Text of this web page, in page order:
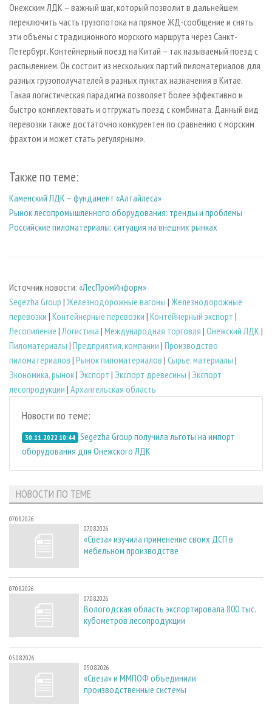
Онежским ЛДК – важный шаг, который позволит в дальнейшем
переключить часть грузопотока на прямое ЖД-сообщение и снять
эти объемы с традиционного морского маршрута через Санкт-
Петербург. Контейнерный поезд на Китай – так называемый поезд с
распылением. Он состоит из нескольких партий пиломатериалов для
разных грузополучателей в разных пунктах назначения в Китае.
Такая логистическая парадигма позволяет более эффективно и
быстро комплектовать и отгружать поезд с комбината. Данный вид
перевозки также достаточно конкурентен по сравнению с морским
фрахтом и может стать регулярным».
Также по теме:
Каменский ЛДК – фундамент «Алтайлеса»
Рынок лесопромышленного оборудования: тренды и проблемы
Российские пиломатериалы: ситуация на внешних рынках
Источник новости: «ЛесПромИнформ»
Segezha Group | Железнодорожные вагоны | Железнодорожные
перевозки | Контейнерные перевозки | Контейнерный экспорт |
Лесопиление | Логистика | Международная торговля | Онежский ЛДК |
Пиломатериалы | Предприятия, компании | Производство
пиломатериалов | Рынок пиломатериалов | Сырье, материалы |
Экономика, рынок| Экспорт | Экспорт древесины | Экспорт
лесопродукции | Архангельская область
Новости по теме:
30.11.2022 10:44 Segezha Group получила льготы на импорт
оборудования для Онежского ЛДК
НОВОСТИ ПО ТЕМЕ
07.08.2026
07.08.2026
«Свеза» изучила применение своих ДСП в
мебельном производстве
07.08.2026
07.08.2026
Вологодская область экспортировала 800 тыс.
кубометров лесопродукции
05.08.2026
05.08.2026
«Свеза» и ММПОФ объединили
производственные системы